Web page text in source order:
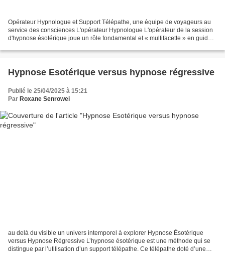
Opérateur Hypnologue et Support Télépathe, une équipe de voyageurs au
service des consciences L'opérateur Hypnologue L'opérateur de la session
d'hypnose ésotérique joue un rôle fondamental et « multifacette » en guidant
Hypnose Esotérique versus hypnose régressive
Publié le 25/04/2025 à 15:21
Par Roxane Senrowei
au delà du visible un univers intemporel à explorer Hypnose Ésotérique
versus Hypnose Régressive L’hypnose ésotérique est une méthode qui se
distingue par l’utilisation d’un support télépathe. Ce télépathe doté d’une